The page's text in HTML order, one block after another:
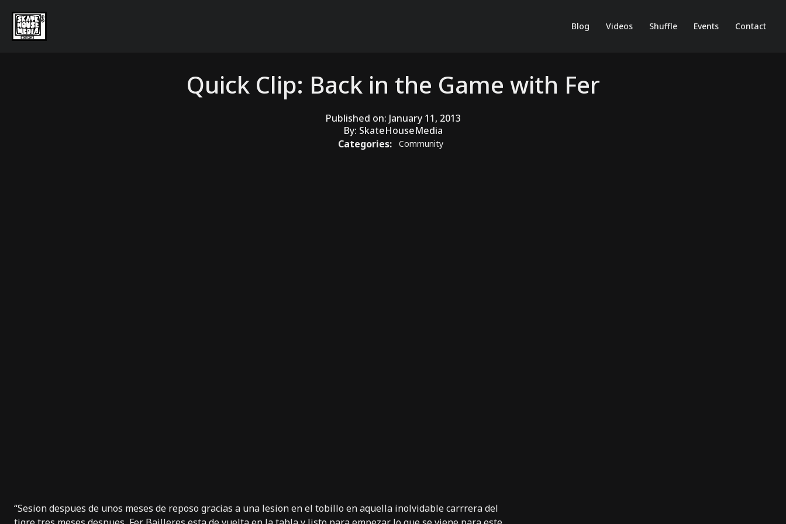
Blog Videos Shuffle Events Contact
Quick Clip: Back in the Game with Fer
Published on: January 11, 2013
By: SkateHouseMedia
Categories:
Community
“Sesion despues de unos meses de reposo gracias a una lesion en el tobillo en aquella inolvidable carrrera del